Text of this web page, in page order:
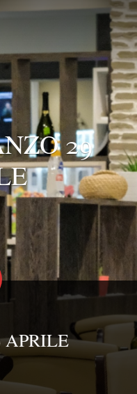
29
APRILE